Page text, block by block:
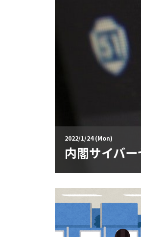
2022/1/24 (Mon)
内閣サイバ